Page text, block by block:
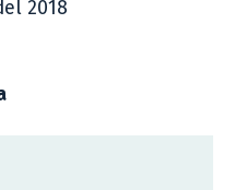
2018